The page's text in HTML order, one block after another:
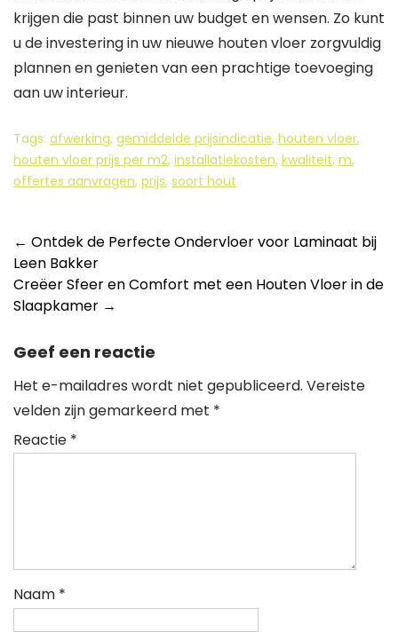
krijgen die past binnen uw budget en wensen. Zo kunt
u de investering in uw nieuwe houten vloer zorgvuldig
plannen en genieten van een prachtige toevoeging
aan uw interieur.
Tags: afwerking, gemiddelde prijsindicatie, houten vloer,
houten vloer prijs per m2, installatiekosten, kwaliteit, m,
offertes aanvragen, prijs, soort hout
Berichtnavigatie
← Ontdek de Perfecte Ondervloer voor Laminaat bij
Leen Bakker
Creëer Sfeer en Comfort met een Houten Vloer in de
Slaapkamer →
Geef een reactie
Het e-mailadres wordt niet gepubliceerd. Vereiste
velden zijn gemarkeerd met *
Reactie *
Naam *